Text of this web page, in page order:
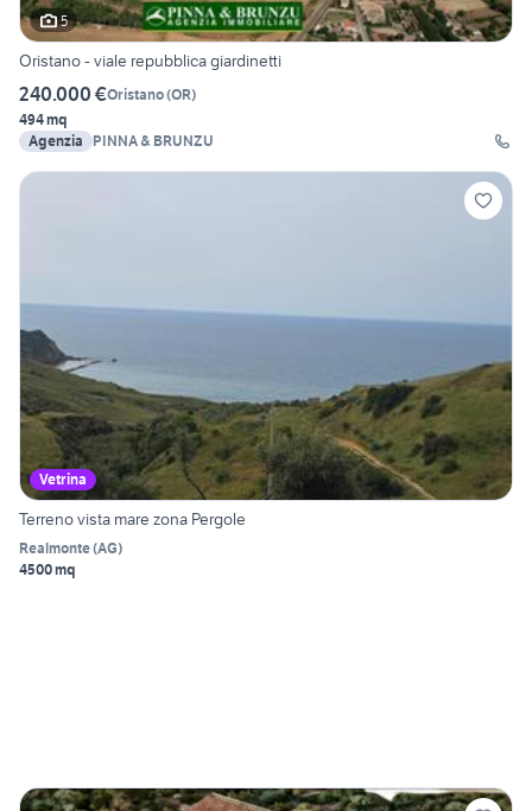
5
Oristano - viale repubblica giardinetti
240.000 €Oristano(OR)
494 mq
Agenzia
PINNA & BRUNZU
Vetrina
Terreno vista mare zona Pergole
Realmonte(AG)
4500 mq